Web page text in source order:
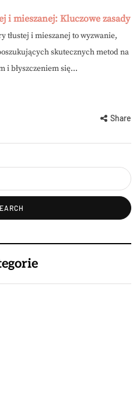
i mieszanej: Kluczowe zasady
tłustej i mieszanej to wyzwanie,
skutecznych metod na
i błyszczeniem się...
Share